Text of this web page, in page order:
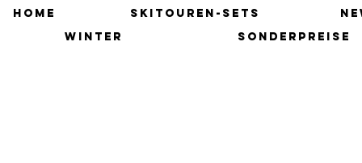
HOME
winter
SKITOUREN-SETS
SONDERPREISE